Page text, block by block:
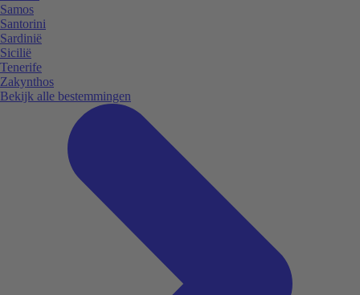
Samos
Santorini
Sardinië
Sicilië
Tenerife
Zakynthos
Bekijk alle bestemmingen